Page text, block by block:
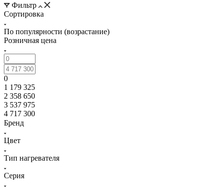
Фильтр
Сортировка
По популярности (возрастание)
Розничная цена
0
1 179 325
2 358 650
3 537 975
4 717 300
Бренд
Цвет
Тип нагревателя
Серия